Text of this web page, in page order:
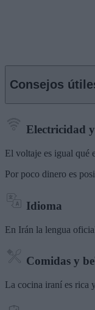
Consejos
Electricidad
El voltaje es igual qué
Por poco dinero es
Idioma
En Irán la lengua
Comidas y
La cocina iraní es rica